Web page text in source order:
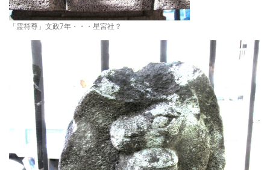
「霊符尊」文政7年・・・星宮社？